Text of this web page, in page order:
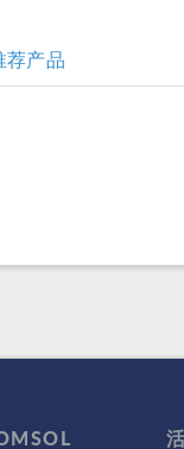
荐产品